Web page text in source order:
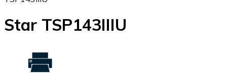
Star TSP143IIIU